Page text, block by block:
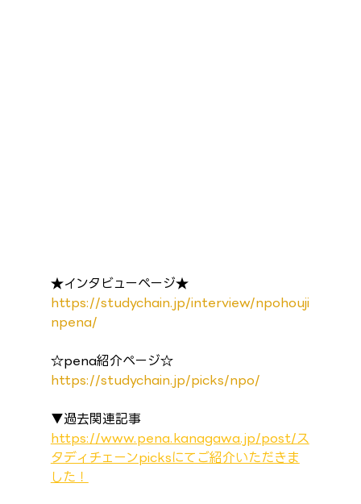
★インタビューページ★
https://studychain.jp/interview/npohouji
npena/
☆pena紹介ページ☆
https://studychain.jp/picks/npo/
▼過去関連記事
https://www.pena.kanagawa.jp/post/ス
タディチェーンpicksにてご紹介いただきま
した！